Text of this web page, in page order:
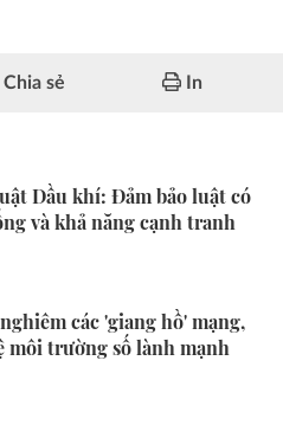
Chia sẻ In
Dầu khí: Đảm bảo luật có
và khả năng cạnh tranh
các 'giang hồ' mạng,
môi trường số lành mạnh